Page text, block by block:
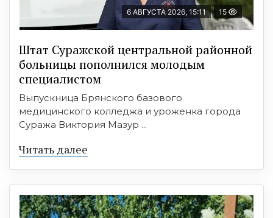
6 АВГУСТА 2026, 15:11 15
Штат Суражской центральной районной
больницы пополнился молодым
специалистом
Выпускница Брянского базового
медицинского колледжа и уроженка города
Суража Виктория Мазур ...
Читать далее